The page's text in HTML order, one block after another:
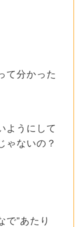
て分かった
ようにして
ゃないの？
で”あたり